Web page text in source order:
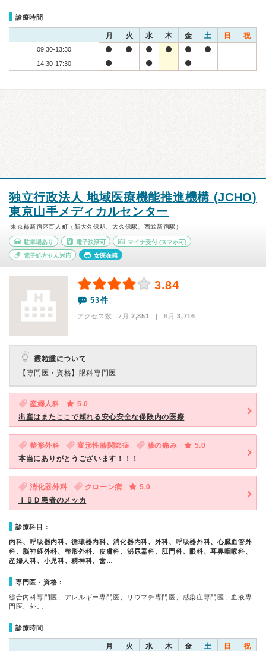
診療時間
月 火 水 木 金 土 日 祝
09:30-13:30
14:30-17:30
独立行政法人 地域医療機能推進機構 (JCHO)
東京山手メディカルセンター
東京都新宿区百人町（新大久保駅、大久保駅、西武新宿駅）
駐車場あり 電子決済可 マイナ受付 (スマホ可)
電子処方せん対応 女医在籍
3.84
53件
アクセス数 7月:2,851 | 6月:3,716
霰粒腫について
【専門医・資格】 眼科専門医
産婦人科
5.0
出産はまたここで頼れる安心安全な保険内の医療
整形外科 変形性膝関節症 膝の痛み
5.0
本当にありがとうございます！！！
消化器外科 クローン病
5.0
ＩＢＤ患者のメッカ
診療科目：
内科、呼吸器内科、循環器内科、消化器内科、外科、呼吸器外科、心臓血管外
科、脳神経外科、整形外科、皮膚科、泌尿器科、肛門科、眼科、耳鼻咽喉科、
産婦人科、小児科、精神科、歯…
専門医・資格：
総合内科専門医、アレルギー専門医、リウマチ専門医、感染症専門医、血液専
門医、外…
診療時間
月 火 水 木 金 土 日 祝